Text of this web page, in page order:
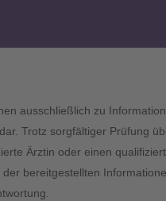
ausschließlich zu
Trotz sorgfältiger Prüfung
Ärztin oder einen
bereitgestellten